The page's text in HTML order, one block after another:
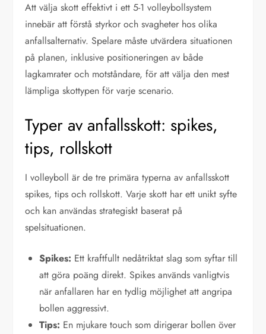
Att välja skott effektivt i ett 5-1 volleybollsystem
innebär att förstå styrkor och svagheter hos olika
anfallsalternativ. Spelare måste utvärdera situationen
på planen, inklusive positioneringen av både
lagkamrater och motståndare, för att välja den mest
lämpliga skottypen för varje scenario.
Typer av anfallsskott: spikes,
tips, rollskott
I volleyboll är de tre primära typerna av anfallsskott
spikes, tips och rollskott. Varje skott har ett unikt syfte
och kan användas strategiskt baserat på
spelsituationen.
Spikes: Ett kraftfullt nedåtriktat slag som syftar till
att göra poäng direkt. Spikes används vanligtvis
när anfallaren har en tydlig möjlighet att angripa
bollen aggressivt.
Tips: En mjukare touch som dirigerar bollen över